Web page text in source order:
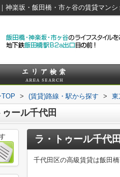
神楽坂・飯田橋・市ヶ谷の賃貸マン
> (賃貸)路線・駅から探す > 東
ール千代田
ラ・トゥール千代
千代田区の高級賃貸は飯田